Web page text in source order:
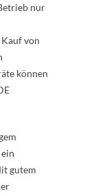
nur
von
können
gutem